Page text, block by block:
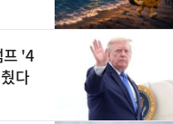
'4
다